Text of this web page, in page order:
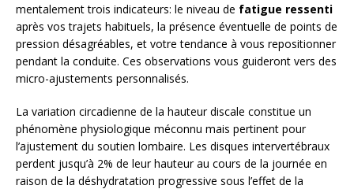
mentalement trois indicateurs: le niveau de fatigue ressenti
après vos trajets habituels, la présence éventuelle de points de
pression désagréables, et votre tendance à vous repositionner
pendant la conduite. Ces observations vous guideront vers des
micro-ajustements personnalisés.
La variation circadienne de la hauteur discale constitue un
phénomène physiologique méconnu mais pertinent pour
l’ajustement du soutien lombaire. Les disques intervertébraux
perdent jusqu’à 2% de leur hauteur au cours de la journée en
raison de la déshydratation progressive sous l’effet de la